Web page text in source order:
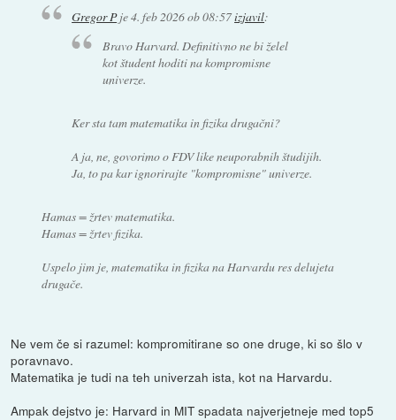
Gregor Pje4. feb 2026 ob 08:57izjavil:
Bravo Harvard. Definitivno ne bi želel
kot študent hoditi na kompromisne
univerze.
Ker sta tam matematika in fizika drugačni?
A ja, ne, govorimo o FDV like neuporabnih študijih.
Ja, to pa kar ignorirajte "kompromisne" univerze.
Hamas = žrtev matematika.
Hamas = žrtev fizika.
Uspelo jim je, matematika in fizika na Harvardu res delujeta
drugače.
Ne vem če si razumel: kompromitirane so one druge, ki so šlo v
poravnavo.
Matematika je tudi na teh univerzah ista, kot na Harvardu.
Ampak dejstvo je: Harvard in MIT spadata najverjetneje med top5